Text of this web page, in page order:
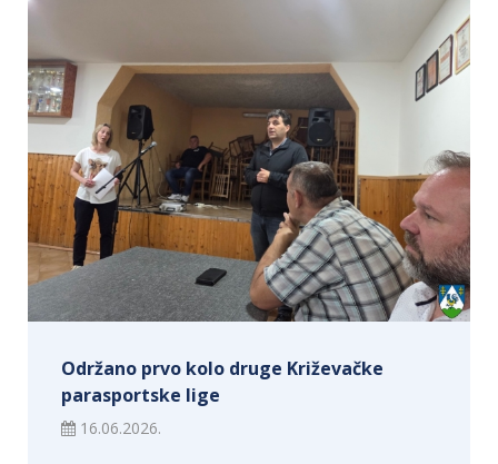
Održano prvo kolo druge Križevačke
parasportske lige
16.06.2026.